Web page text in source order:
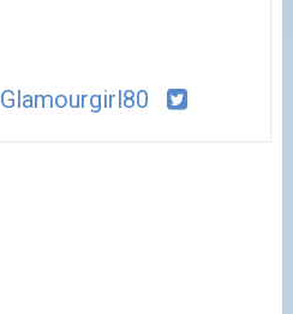
Glamourgirl80